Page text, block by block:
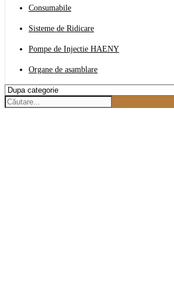
Consumabile
Sisteme de Ridicare
Pompe de Injectie HAENY
Organe de asamblare